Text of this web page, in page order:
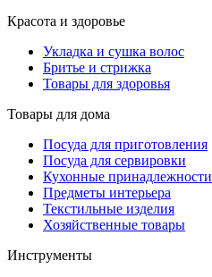
Красота и здоровье
Укладка и сушка волос
Бритье и стрижка
Товары для здоровья
Товары для дома
Посуда для приготовления
Посуда для сервировки
Кухонные принадлежности
Предметы интерьера
Текстильные изделия
Хозяйственные товары
Инструменты